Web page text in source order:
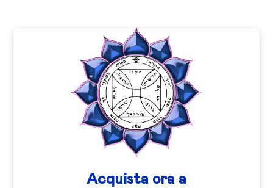
Acquista ora a